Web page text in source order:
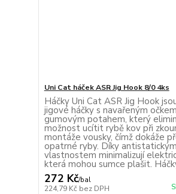
Uni Cat háček ASR Jig Hook 8/0 4ks
Háčky Uni Cat ASR Jig Hook
jigové háčky s navařeným
gumovým potahem, který
možnost ucítit rybě kov při
montáže vousky, čímž dokáže
opatrné ryby. Díky antistatickým
vlastnostem minimalizují
která mohou sumce plašit.
272 Kč/bal
224,79 Kč bez DPH